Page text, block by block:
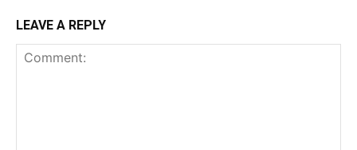
LEAVE A REPLY